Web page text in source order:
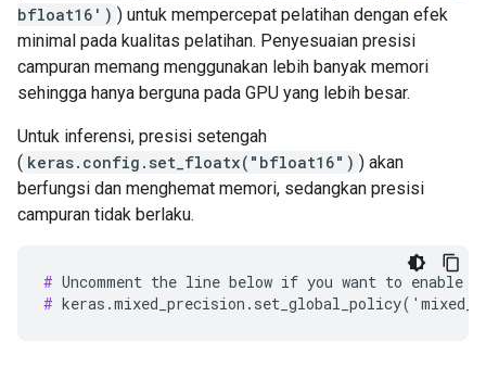
bfloat16') ) untuk mempercepat pelatihan dengan efek
minimal pada kualitas pelatihan. Penyesuaian presisi
campuran memang menggunakan lebih banyak memori
sehingga hanya berguna pada GPU yang lebih besar.
Untuk inferensi, presisi setengah
( keras.config.set_floatx("bfloat16") ) akan
berfungsi dan menghemat memori, sedangkan presisi
campuran tidak berlaku.
#
#